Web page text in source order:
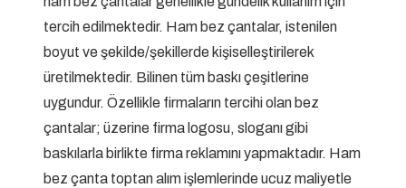
tercih edilmektedir. Ham bez çantalar, istenilen
boyut ve şekilde/şekillerde kişiselleştirilerek
üretilmektedir. Bilinen tüm baskı çeşitlerine
uygundur. Özellikle firmaların tercihi olan bez
çantalar; üzerine firma logosu, sloganı gibi
baskılarla birlikte firma reklamını yapmaktadır. Ham
bez çanta toptan alım işlemlerinde ucuz maliyetle